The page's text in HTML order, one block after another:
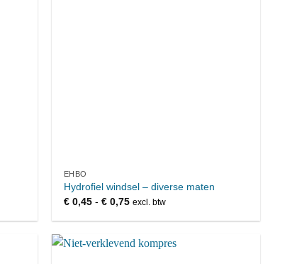
EHBO
Hydrofiel windsel – diverse maten
€0,45 - €0,75Prijsklasse:
tot
excl. btw